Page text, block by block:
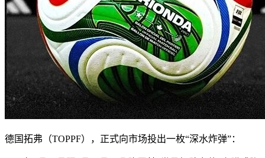
德国拓弗（TOPPF），正式向市场投出一枚“深水炸弹”：